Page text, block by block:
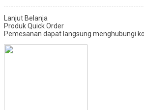
Lanjut Belanja
Produk Quick Order
Pemesanan dapat langsung menghubungi